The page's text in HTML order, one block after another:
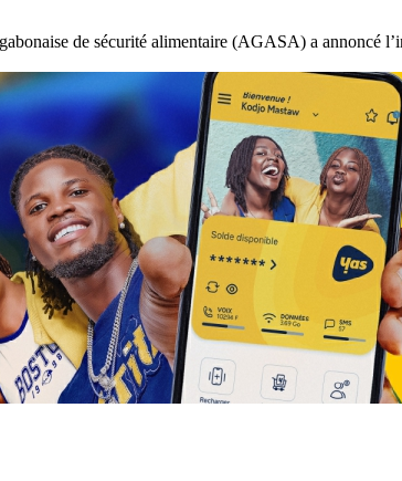
de sécurité alimentaire (AGASA) a annoncé